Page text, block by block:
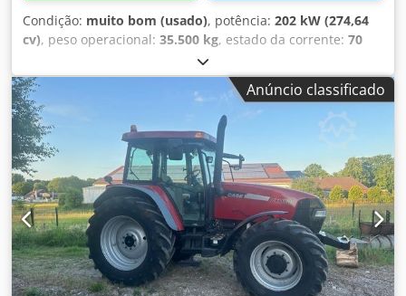
Condição: muito bom (usado), potência: 202 kW (274,64
cv), peso operacional: 35.500 kg, estado da corrente: 70
, Ano de fabrico:
funcionamento:9.139 h, Equipamento:ar condicionado,
CASE CX330 Ano de fabricação: 2006 Horas de operação:
9.139 horas Cabine fechada Ar condicionado Rádio
Sistema de lubrificação central Braço padrão Lança: 3,30 m
Instalação completa para ferramentas (martelo, pinça,
tesoura) Engate rápido OQ80 1 concha – 800 mm de
largura 1 pinça – funcional, necessita de reparação
Conjunto de esteiras com aproximadamente 70% de vida
útil restante Placas de base com 600 mm de largura
Crjdpjzp Rm Rsfx Alfjf Motor Isuzu com 202 kW Certificação
CE Dimensões para transporte: 10,8 x 3 x 3,40 m Peso
operacional: 35,5 toneladas.
Anúncio classificado